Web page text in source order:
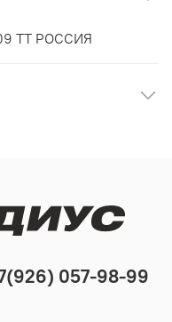
TT РОССИЯ
057-98-99